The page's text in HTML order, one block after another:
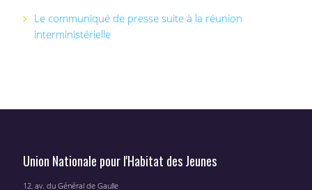
Le communiqué de presse suite à la réunion
interministérielle
Union Nationale pour l'Habitat des Jeunes
12, av. du Général de Gaulle